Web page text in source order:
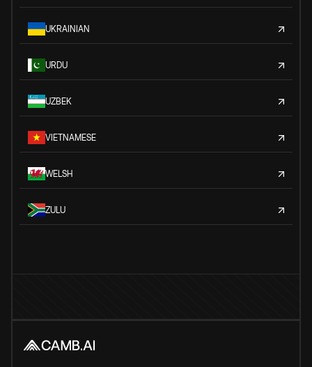
UKRAINIAN
URDU
UZBEK
VIETNAMESE
WELSH
ZULU